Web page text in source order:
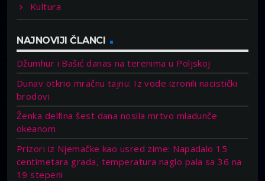
Kultura
NAJNOVIJI ČLANCI
Džumhur i Bašić danas na terenima u Poljskoj
Dunav otkrio mračnu tajnu: Iz vode izronili nacistički
brodovi
Ženka delfina šest dana nosila mrtvo mladunče
okeanom
Prizori iz Njemačke kao usred zime: Napadalo 15
centimetara grada, temperatura naglo pala sa 36 na
19 stepeni